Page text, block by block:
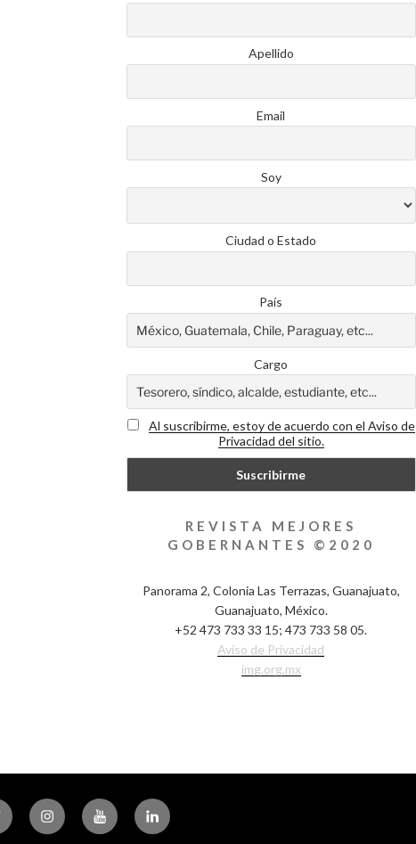
Apellido
Email
Soy
Ciudad o Estado
País
Cargo
Al suscribirme, estoy de acuerdo con el Aviso de
Privacidad del sitio.
REVISTA MEJORES
GOBERNANTES ©2020
Panorama 2, Colonia Las Terrazas, Guanajuato,
Guanajuato, México.
+52 473 733 33 15; 473 733 58 05.
Aviso de Privacidad
img.org.mx
InstagramYoutube Linkedin